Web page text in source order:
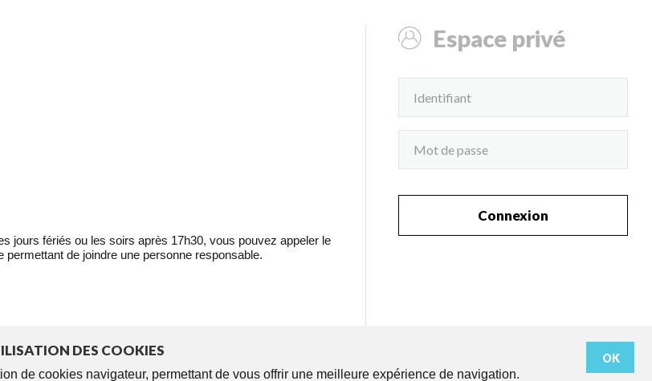
jours fériés ou les soirs après 17h30, vous pouvez appeler le
de joindre une personne responsable.
Espace privé
Connexion
OK
DES COOKIES
de cookies navigateur, permettant de vous offrir une meilleure expérience de navigation.